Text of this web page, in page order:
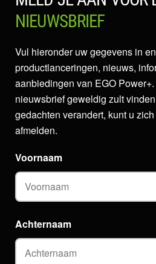
NIEUWSBRIEF
Vul hieronder uw gegevens in
productlanceringen, nieuws,
aanbiedingen van EGO
nieuwsbrief geweldig zult
gedachten verandert, kunt u
afmelden.
Voornaam
Achternaam